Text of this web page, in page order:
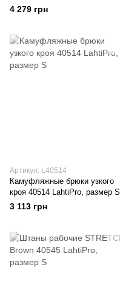
4 279 грн
Артикул: L40514
Камуфляжные брюки узкого
кроя 40514 LahtiPro, размер S
3 113 грн